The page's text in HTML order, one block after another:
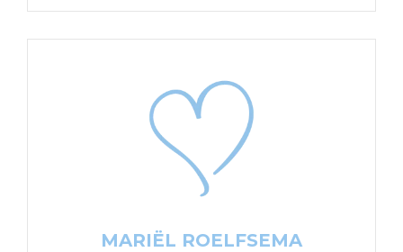
MARIËL ROELFSEMA
MARIËL ROELFSEMA
"Een veilige plek waar een kind zonder
schuldgevoel over de thuissituatie mag zeggen
wat hij wil. Een neutraal persoon in moeilijke